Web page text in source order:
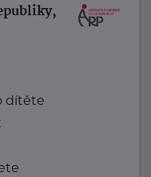
dítěte